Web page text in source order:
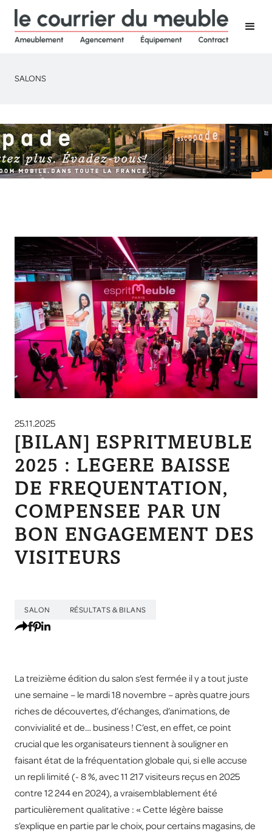
SALONS
25.11.2025
[BILAN] ESPRITMEUBLE
2025 : LEGERE BAISSE
DE FREQUENTATION,
COMPENSEE PAR UN
BON ENGAGEMENT DES
VISITEURS
SALON RÉSULTATS & BILANS
La treizième édition du salon s’est fermée il y a tout juste
une semaine – le mardi 18 novembre – après quatre jours
riches de découvertes, d’échanges, d’animations, de
convivialité et de… business ! C’est, en effet, ce point
crucial que les organisateurs tiennent à souligner en
faisant état de la fréquentation globale qui, si elle accuse
un repli limité (- 8 %, avec 11 217 visiteurs reçus en 2025
contre 12 244 en 2024), a vraisemblablement été
particulièrement qualitative : « Cette légère baisse
s’explique en partie par le choix, pour certains magasins, de